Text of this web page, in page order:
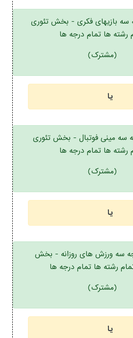
سه بازیهای فکری - بخش تئوری
رشته ها تمام درجه ها
(مشترک)
یا
سه مینی فوتبال - بخش تئوری
رشته ها تمام درجه ها
(مشترک)
یا
سه ورزش های روزانه - بخش
رشته ها تمام درجه ها
(مشترک)
یا